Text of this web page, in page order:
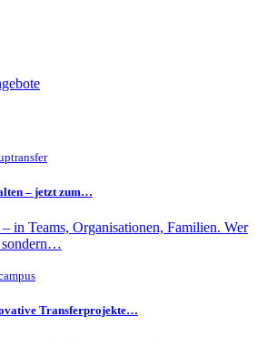
– jetzt zum…
in Teams, Organisationen, Familien. Wer
sondern…
Transferprojekte…